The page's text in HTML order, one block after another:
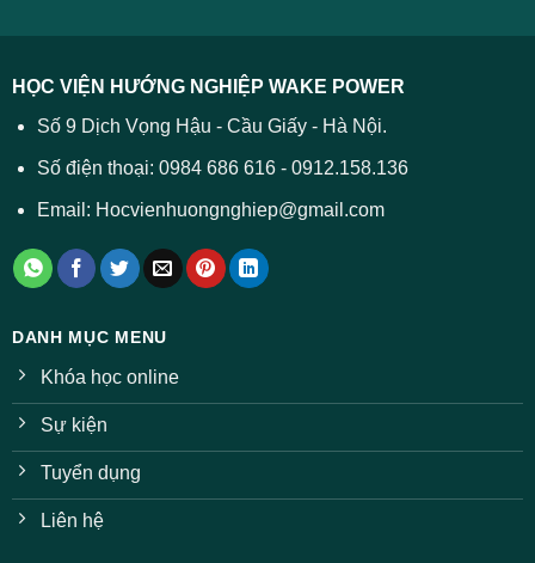
HỌC VIỆN HƯỚNG NGHIỆP WAKE POWER
Số 9 Dịch Vọng Hậu - Cầu Giấy - Hà Nội.
Số điện thoại: 0984 686 616 - 0912.158.136
Email: Hocvienhuongnghiep@gmail.com
DANH MỤC MENU
Khóa học online
Sự kiện
Tuyển dụng
Liên hệ